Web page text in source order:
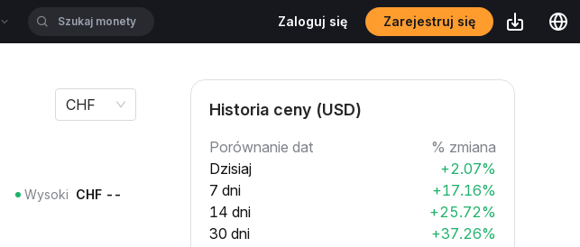
Zaloguj się Zarejestruj się
CHF
Wysoki CHF --
Historia ceny (USD)
Porównanie dat
% zmiana
Dzisiaj
+2.07%
7 dni
+17.16%
14 dni
+25.72%
30 dni
+37.26%